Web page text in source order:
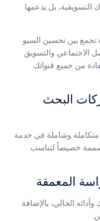
بل يدعمها
تجمع بين تحسين السيو
الاجتماعي والتسويق
من جميع قنواتك
البحث
وشاملة في خدمة
خصيصاً لتناسب
الحالي، بالإضافة